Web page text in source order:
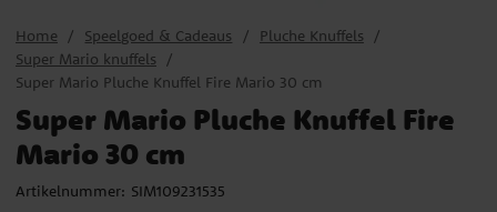
Home Speelgoed & Cadeaus
Pluche Knuffels
Super Mario knuffels
Super Mario Pluche Knuffel Fire Mario 30 cm
Super Mario Pluche Knuffel Fire
Mario 30 cm
Artikelnummer: SIM109231535